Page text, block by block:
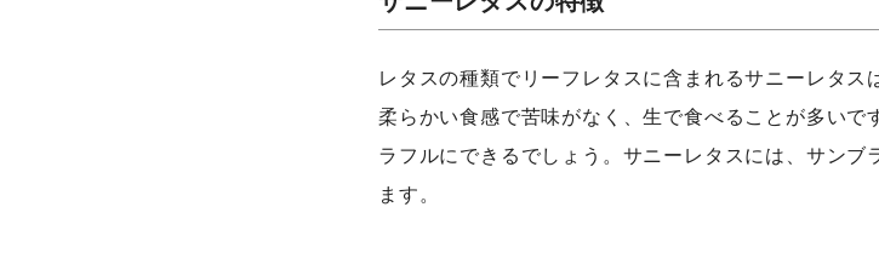
レタスの種類でリーフレタスに含まれるサニーレタス
柔らかい食感で苦味がなく、生で食べることが多いで
ラフルにできるでしょう。サニーレタスには、サンブ
ます。